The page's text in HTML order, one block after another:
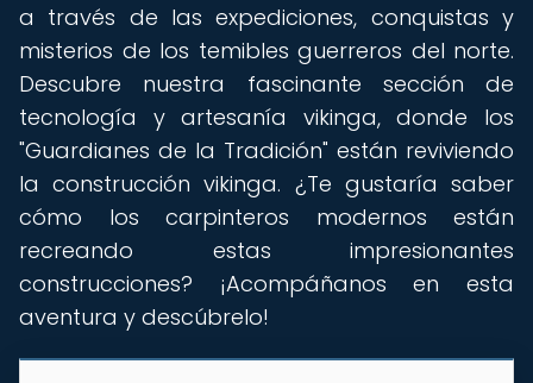
a través de las expediciones, conquistas y
misterios de los temibles guerreros del norte.
Descubre nuestra fascinante sección de
tecnología y artesanía vikinga, donde los
"Guardianes de la Tradición" están reviviendo
la construcción vikinga. ¿Te gustaría saber
cómo los carpinteros modernos están
recreando estas impresionantes
construcciones? ¡Acompáñanos en esta
aventura y descúbrelo!